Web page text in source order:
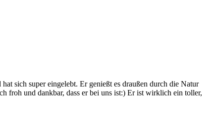
sich super eingelebt. Er genießt es draußen durch die Natur
froh und dankbar, dass er bei uns ist:) Er ist wirklich ein toller,